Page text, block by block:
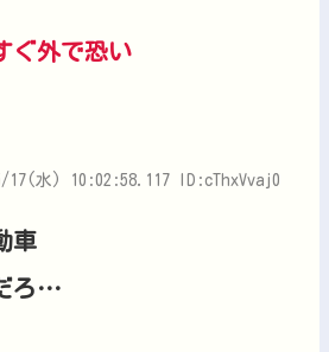
ぐ外で恐い
17(水) 10:02:58.117 ID:cThxVvaj0
車
ろ…